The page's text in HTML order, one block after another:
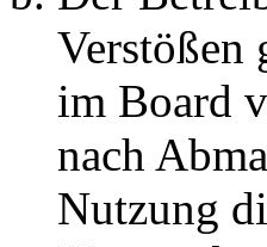
Verstößen
im Board
nach
Nutzung